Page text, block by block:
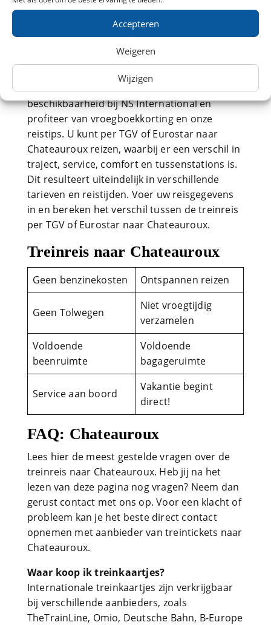
Accepteren
Weigeren
Wijzigen
Rue Bourdillon, 36000 Châteauroux, Frankrijk
TGV of Eurostar naar
Chateauroux
Goedkoop met de TGV of Eurostar naar
Chateauroux? Bekijk dan direct de
beschikbaarheid bij NS International en
profiteer van vroegboekkorting en onze
reistips. U kunt per TGV of Eurostar naar
Chateauroux reizen, waarbij er een verschil in
traject, service, comfort en tussenstations is.
Dit resulteert uiteindelijk in verschillende
tarieven en reistijden. Voer uw reisgegevens
in en bereken het verschil tussen de treinreis
per TGV of Eurostar naar Chateauroux.
Treinreis naar Chateauroux
Geen benzinekosten Ontspannen reizen
Geen Tolwegen
Niet vroegtijdig
verzamelen
Voldoende
beenruimte
Voldoende
bagageruimte
Service aan boord
Vakantie begint
direct!
FAQ: Chateauroux
Lees hier de meest gestelde vragen over de
treinreis naar Chateauroux. Heb jij na het
lezen van deze pagina nog vragen? Neem dan
gerust contact met ons op. Voor een klacht of
probleem kan je het beste direct contact
opnemen met aanbieder van treintickets naar
Chateauroux.
Waar koop ik treinkaartjes?
Internationale treinkaartjes zijn verkrijgbaar
bij verschillende aanbieders, zoals
TheTrainLine, Omio, Deutsche Bahn, B-Europe